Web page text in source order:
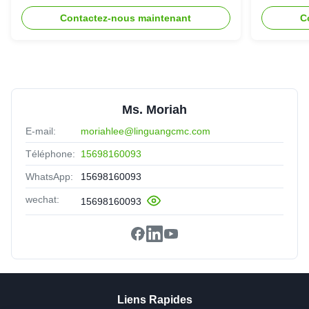
E
Contactez-nous maintenant
Ms. Moriah
E-mail: moriahlee@linguangcmc.com
Téléphone: 15698160093
WhatsApp: 15698160093
wechat: 15698160093
Liens Rapides